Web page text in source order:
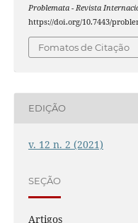
Problemata - Revista
https://doi.org/10.7443/
Fomatos de Citação
EDIÇÃO
v. 12 n. 2 (2021)
SEÇÃO
Artigos